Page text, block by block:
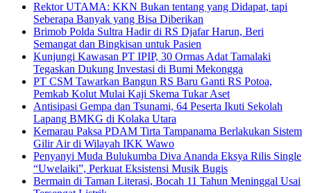
Rektor UTAMA: KKN Bukan tentang yang Didapat, tapi
Seberapa Banyak yang Bisa Diberikan
Brimob Polda Sultra Hadir di RS Djafar Harun, Beri
Semangat dan Bingkisan untuk Pasien
Kunjungi Kawasan PT IPIP, 30 Ormas Adat Tamalaki
Tegaskan Dukung Investasi di Bumi Mekongga
PT CSM Tawarkan Bangun RS Baru Ganti RS Potoa,
Pemkab Kolut Mulai Kaji Skema Tukar Aset
Antisipasi Gempa dan Tsunami, 64 Peserta Ikuti Sekolah
Lapang BMKG di Kolaka Utara
Kemarau Paksa PDAM Tirta Tampanama Berlakukan Sistem
Gilir Air di Wilayah IKK Wawo
Penyanyi Muda Bulukumba Diva Ananda Eksya Rilis Single
“Uwelaiki”, Perkuat Eksistensi Musik Bugis
Bermain di Taman Literasi, Bocah 11 Tahun Meninggal Usai